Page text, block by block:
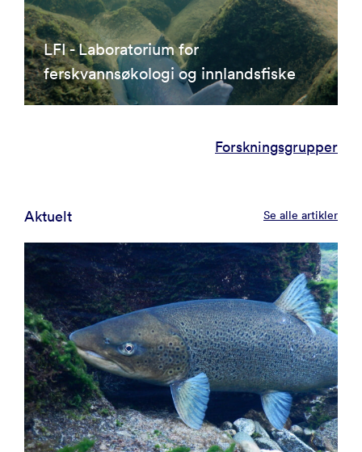
LFI - Laboratorium for
ferskvannsøkologi og innlandsfiske
Forskningsgrupper
Aktuelt Se alle artikler